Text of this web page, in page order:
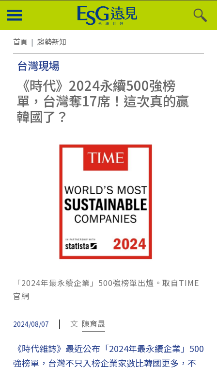
首頁 趨勢新知
台灣現場
《時代》2024永續500強榜
單，台灣奪17席！這次真的贏
韓國了？
「2024年最永續企業」500強榜單出爐。取自TIME
官網
2024/08/07 | 文 陳育晟
《時代雜誌》最近公布「2024年最永續企業」500
強榜單，台灣不只入榜企業家數比韓國更多，不